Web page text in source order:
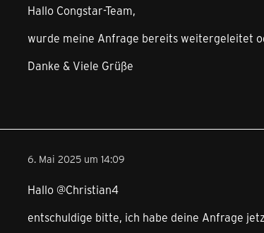
Hallo Congstar-Team,
wurde meine Anfrage bereits weitergeleitet
Danke & Viele Grüße
6. Mai 2025 um 14:09
Hallo @Christian4
entschuldige bitte, ich habe deine Anfrage